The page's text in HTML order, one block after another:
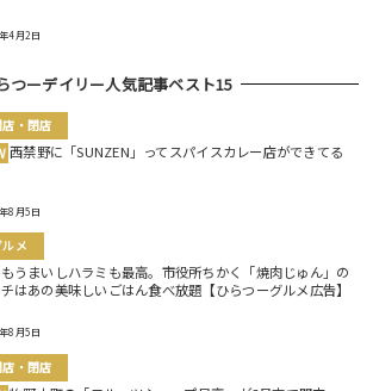
4月2日
つーデイリー人気記事ベスト15
店・閉店
西禁野に「SUNZEN」ってスパイスカレー店ができてる
8月5日
メ
うまいしハラミも最高。市役所ちかく「焼肉じゅん」の
はあの美味しいごはん食べ放題【ひらつーグルメ広告】
8月5日
店・閉店